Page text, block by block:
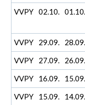
VVPY 02.10. 01.10.
VVPY 29.09. 28.09.
VVPY
27.09. 26.09.
VVPY
16.09. 15.09.
VVPY
15.09. 14.09.